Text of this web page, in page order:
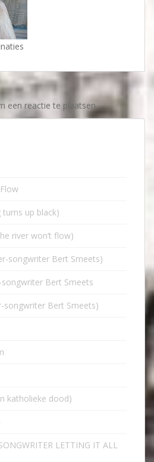
een reactie te plaatsen.
turns up black)
river won’t flow)
songwriter Bert Smeets)
Bert Smeets
songwriter Bert Smeets)
katholieke dood)
LETTING IT ALL